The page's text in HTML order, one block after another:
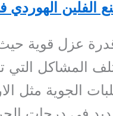
الفلين الهوردي
عزل قوية
المشاكل التي
الجوية مثل